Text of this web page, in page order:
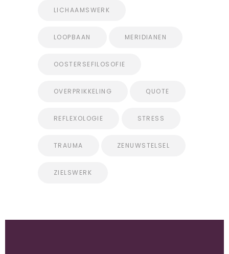
LICHAAMSWERK
LOOPBAAN MERIDIANEN
OOSTERSEFILOSOFIE
OVERPRIKKELING QUOTE
REFLEXOLOGIE STRESS
TRAUMA ZENUWSTELSEL
ZIELSWERK